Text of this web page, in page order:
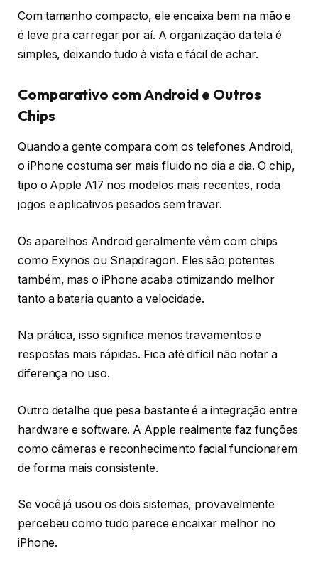
Com tamanho compacto, ele encaixa bem na mão e
é leve pra carregar por aí. A organização da tela é
simples, deixando tudo à vista e fácil de achar.
Comparativo com Android e Outros
Chips
Quando a gente compara com os telefones Android,
o iPhone costuma ser mais fluido no dia a dia. O chip,
tipo o Apple A17 nos modelos mais recentes, roda
jogos e aplicativos pesados sem travar.
Os aparelhos Android geralmente vêm com chips
como Exynos ou Snapdragon. Eles são potentes
também, mas o iPhone acaba otimizando melhor
tanto a bateria quanto a velocidade.
Na prática, isso significa menos travamentos e
respostas mais rápidas. Fica até difícil não notar a
diferença no uso.
Outro detalhe que pesa bastante é a integração entre
hardware e software. A Apple realmente faz funções
como câmeras e reconhecimento facial funcionarem
de forma mais consistente.
Se você já usou os dois sistemas, provavelmente
percebeu como tudo parece encaixar melhor no
iPhone.